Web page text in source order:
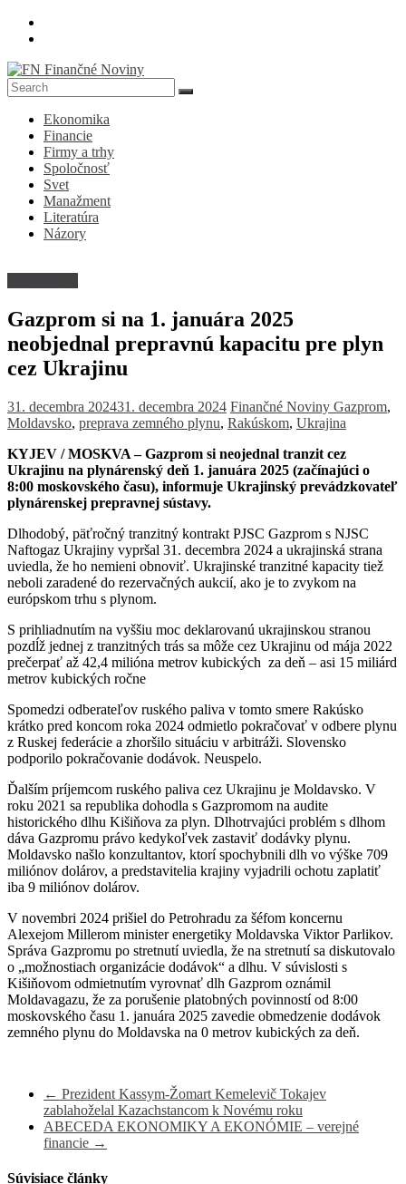
Skip
FN
Finančné
Noviny
Denník
ekonomike
spoločnosti
Ekonomika
Financie
Firmy a trhy
Spoločnosť
Svet
Manažment
Literatúra
Názory
Gazprom si na 1. januára 2025
neobjednal prepravnú kapacitu pre plyn
cez Ukrajinu
31. decembra 202431. decembra 2024 Finančné Noviny Gazprom,
Moldavsko, preprava zemného plynu, Rakúskom, Ukrajina
KYJEV / MOSKVA – Gazprom si neojednal tranzit cez
Ukrajinu na plynárenský deň 1. januára 2025 (začínajúci o
8:00 moskovského času), informuje Ukrajinský prevádzkovateľ
plynárenskej prepravnej sústavy.
Dlhodobý, päťročný tranzitný kontrakt PJSC Gazprom s NJSC
Naftogaz Ukrajiny vypršal 31. decembra 2024 a ukrajinská strana
uviedla, že ho nemieni obnoviť. Ukrajinské tranzitné kapacity tiež
neboli zaradené do rezervačných aukcií, ako je to zvykom na
európskom trhu s plynom.
S prihliadnutím na vyššiu moc deklarovanú ukrajinskou stranou
pozdĺž jednej z tranzitných trás sa môže cez Ukrajinu od mája 2022
prečerpať až 42,4 milióna metrov kubických za deň – asi 15 miliárd
metrov kubických ročne
Spomedzi odberateľov ruského paliva v tomto smere Rakúsko
krátko pred koncom roka 2024 odmietlo pokračovať v odbere plynu
z Ruskej federácie a zhoršilo situáciu v arbitráži. Slovensko
podporilo pokračovanie dodávok. Neuspelo.
Ďalším príjemcom ruského paliva cez Ukrajinu je Moldavsko. V
roku 2021 sa republika dohodla s Gazpromom na audite
historického dlhu Kišiňova za plyn. Dlhotrvajúci problém s dlhom
dáva Gazpromu právo kedykoľvek zastaviť dodávky plynu.
Moldavsko našlo konzultantov, ktorí spochybnili dlh vo výške 709
miliónov dolárov, a predstavitelia krajiny vyjadrili ochotu zaplatiť
iba 9 miliónov dolárov.
V novembri 2024 prišiel do Petrohradu za šéfom koncernu
Alexejom Millerom minister energetiky Moldavska Viktor Parlikov.
Správa Gazpromu po stretnutí uviedla, že na stretnutí sa diskutovalo
o „možnostiach organizácie dodávok“ a dlhu. V súvislosti s
Kišiňovom odmietnutím vyrovnať dlh Gazprom oznámil
Moldavagazu, že za porušenie platobných povinností od 8:00
moskovského času 1. januára 2025 zavedie obmedzenie dodávok
zemného plynu do Moldavska na 0 metrov kubických za deň.
← Prezident Kassym-Žomart Kemelevič Tokajev
zablahoželal Kazachstancom k Novému roku
ABECEDA EKONOMIKY A EKONÓMIE – verejné
financie →
Súvisiace články